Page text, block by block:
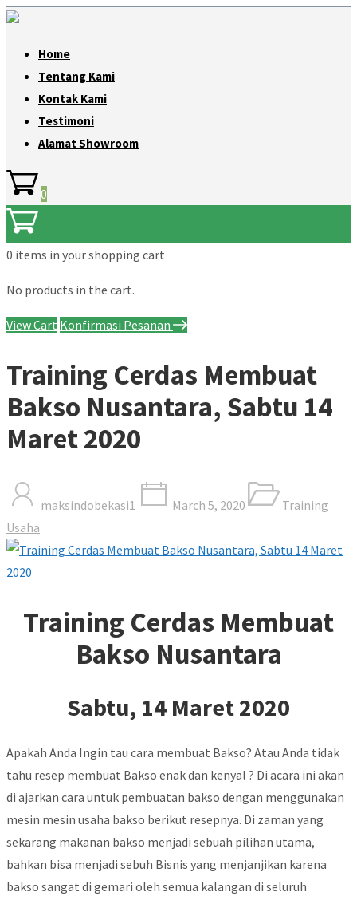
Home
Tentang Kami
Kontak Kami
Testimoni
Alamat Showroom
0
0 items in your shopping cart
No products in the cart.
View Cart Konfirmasi Pesanan
Training Cerdas Membuat
Bakso Nusantara, Sabtu 14
Maret 2020
maksindobekasi1 March 5, 2020
Training
Usaha
Training Cerdas Membuat
Bakso Nusantara
Sabtu, 14 Maret 2020
Apakah Anda Ingin tau cara membuat Bakso? Atau Anda tidak
tahu resep membuat Bakso enak dan kenyal ? Di acara ini akan
di ajarkan cara untuk pembuatan bakso dengan menggunakan
mesin mesin usaha bakso berikut resepnya. Di zaman yang
sekarang makanan bakso menjadi sebuah pilihan utama,
bahkan bisa menjadi sebuh Bisnis yang menjanjikan karena
bakso sangat di gemari oleh semua kalangan di seluruh